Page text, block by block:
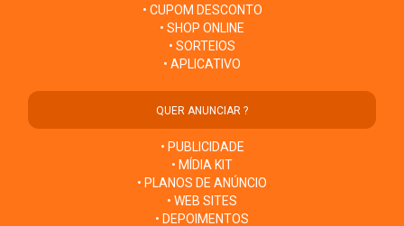
• CUPOM DESCONTO
• SHOP ONLINE
• SORTEIOS
• APLICATIVO
QUER ANUNCIAR ?
• PUBLICIDADE
• MÍDIA KIT
• PLANOS DE ANÚNCIO
• WEB SITES
• DEPOIMENTOS